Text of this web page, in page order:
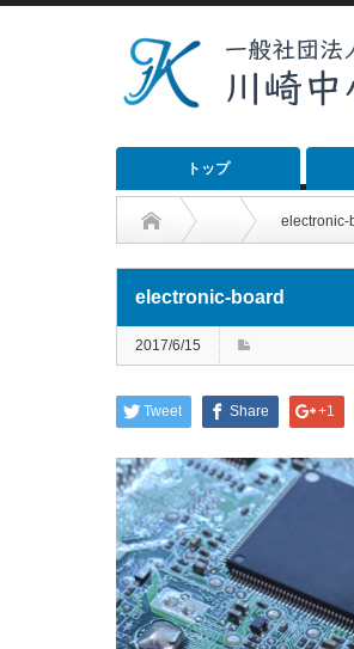
トップ
electronic-
electronic-board
2017/6/15
Tweet Share +1